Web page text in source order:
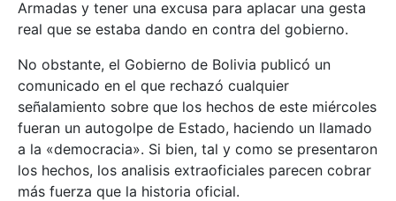
Armadas y tener una excusa para aplacar una gesta
real que se estaba dando en contra del gobierno.
No obstante, el Gobierno de Bolivia publicó un
comunicado en el que rechazó cualquier
señalamiento sobre que los hechos de este miércoles
fueran un autogolpe de Estado, haciendo un llamado
a la «democracia». Si bien, tal y como se presentaron
los hechos, los analisis extraoficiales parecen cobrar
más fuerza que la historia oficial.